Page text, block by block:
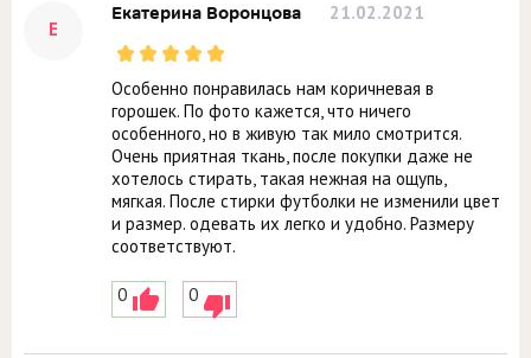
Е
Екатерина Воронцова 21.02.2021
Особенно понравилась нам коричневая в
горошек. По фото кажется, что ничего
особенного, но в живую так мило смотрится.
Очень приятная ткань, после покупки даже не
хотелось стирать, такая нежная на ощупь,
мягкая. После стирки футболки не изменили цвет
и размер. одевать их легко и удобно. Размеру
соответствуют.
0 0